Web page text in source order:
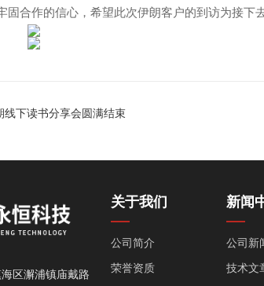
固合作的信心，希望此次伊朗客户的到访为接下
线下读书分享会圆满结束
区澥浦镇庙戴路
关于我们
公司简介
荣誉资质
新闻
公司新
技术文